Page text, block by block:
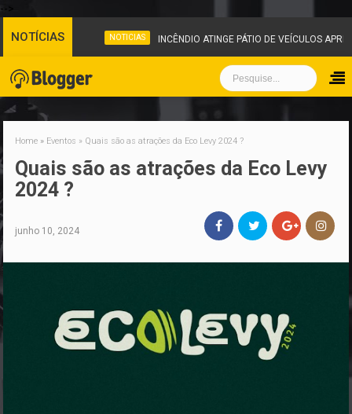
-->
NOTÍCIAS NOTICIAS INCÊNDIO ATINGE PÁTIO DE VEÍCULOS
Home » Eventos » Quais são as atrações da Eco Levy 2024 ?
Quais são as atrações da Eco Levy
2024 ?
junho 10, 2024